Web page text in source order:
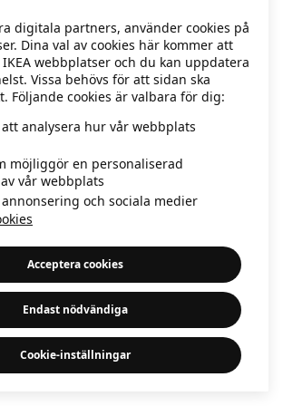
information)
digitala partners, använder cookies på
Dina val av cookies här kommer att
webbplatser och du kan uppdatera
Vissa behövs för att sidan ska
Följande cookies är valbara för dig:
analysera hur vår webbplats
möjliggör en personaliserad
vår webbplats
och sociala medier
Acceptera cookies
Endast nödvändiga
Cookie-inställningar